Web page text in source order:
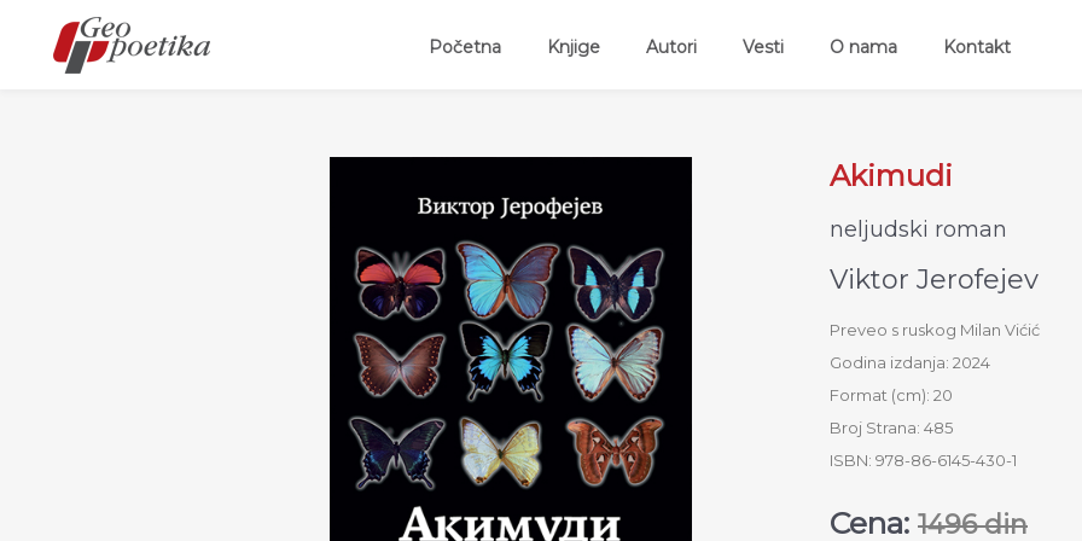
Početna(current)Knjige Autori Vesti O nama Kontakt
Akimudi
neljudski roman
Viktor Jerofejev
Preveo s ruskog Milan Vićić
Godina izdanja: 2024
Format (cm): 20
Broj Strana: 485
ISBN: 978-86-6145-430-1
Cena: 1496 din